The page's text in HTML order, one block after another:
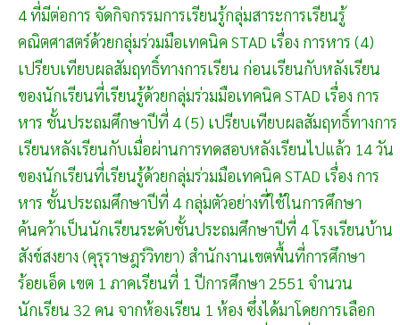
4 ที่มีต่อการ จัดกิจกรรมการเรียนรู้กลุ่มสาระการเรียนรู้
คณิตศาสตร์ด้วยกลุ่มร่วมมือเทคนิค STAD เรื่อง การหาร (4)
เปรียบเทียบผลสัมฤทธิ์ทางการเรียน ก่อนเรียนกับหลังเรียน
ของนักเรียนที่เรียนรู้ด้วยกลุ่มร่วมมือเทคนิค STAD เรื่อง การ
หาร ชั้นประถมศึกษาปีที่ 4 (5) เปรียบเทียบผลสัมฤทธิ์ทางการ
เรียนหลังเรียนกับเมื่อผ่านการทดสอบหลังเรียนไปแล้ว 14 วัน
ของนักเรียนที่เรียนรู้ด้วยกลุ่มร่วมมือเทคนิค STAD เรื่อง การ
หาร ชั้นประถมศึกษาปีที่ 4 กลุ่มตัวอย่างที่ใช้ในการศึกษา
ค้นคว้าเป็นนักเรียนระดับชั้นประถมศึกษาปีที่ 4 โรงเรียนบ้าน
สังข์สงยาง (คุรุราษฎร์วิทยา) สำนักงานเขตพื้นที่การศึกษา
ร้อยเอ็ด เขต 1 ภาคเรียนที่ 1 ปีการศึกษา 2551 จำนวน
นักเรียน 32 คน จากห้องเรียน 1 ห้อง ซึ่งได้มาโดยการเลือก